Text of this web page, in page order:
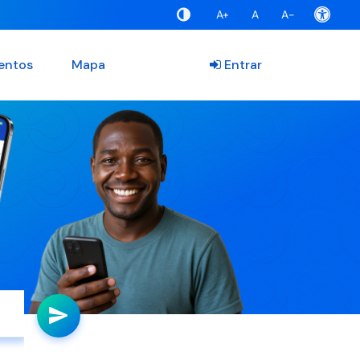
A+ A A-
Mapa Entrar